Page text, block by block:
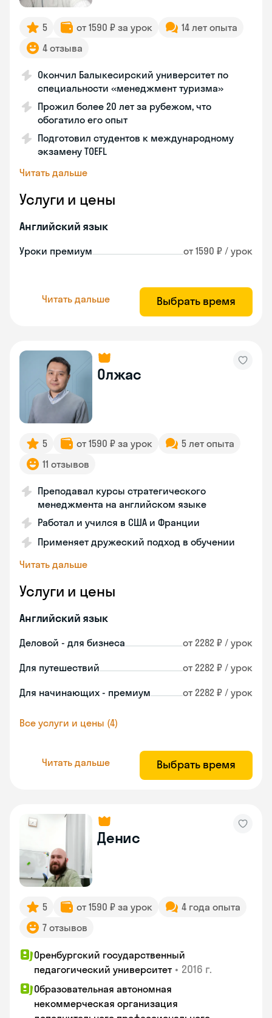
5 от 1590 ₽ за урок
14 лет опыта
4 отзыва
Окончил Балыкесирский университет по
специальности «менеджмент туризма»
Прожил более 20 лет за рубежом, что
обогатило его опыт
Подготовил студентов к международному
экзамену TOEFL
Читать дальше
Услуги и цены
Английский язык
Уроки премиум от 1590 ₽ / урок
Читать дальше Выбрать время
Олжас
5 от 1590 ₽ за урок
5 лет опыта
11 отзывов
Преподавал курсы стратегического
менеджмента на английском языке
Работал и учился в США и Франции
Применяет дружеский подход в обучении
Читать дальше
Услуги и цены
Английский язык
Деловой - для бизнеса от 2282 ₽ / урок
Для путешествий от 2282 ₽ / урок
Для начинающих - премиум от 2282 ₽ / урок
Все услуги и цены (4)
Читать дальше Выбрать время
Денис
5 от 1590 ₽ за урок
4 года опыта
7 отзывов
Оренбургский государственный
педагогический университет • 2016 г.
Образовательная автономная
некоммерческая организация